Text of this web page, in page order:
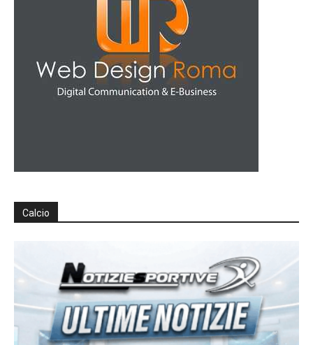
Calcio